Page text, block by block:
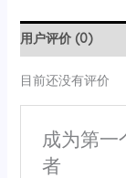
用户评价 (0)
目前还没有评价
成为第一
者